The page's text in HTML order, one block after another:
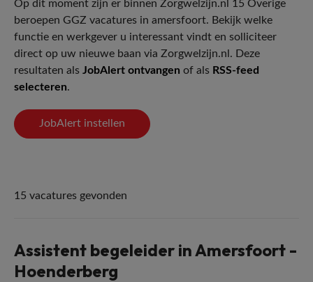
Op dit moment zijn er binnen Zorgwelzijn.nl 15 Overige
beroepen GGZ vacatures in amersfoort. Bekijk welke
functie en werkgever u interessant vindt en solliciteer
direct op uw nieuwe baan via Zorgwelzijn.nl. Deze
resultaten als JobAlert ontvangen of als RSS-feed
selecteren.
JobAlert instellen
15 vacatures gevonden
Assistent begeleider in Amersfoort -
Hoenderberg